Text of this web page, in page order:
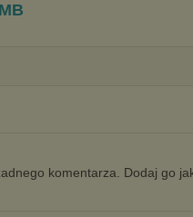
komentarza. Dodaj go